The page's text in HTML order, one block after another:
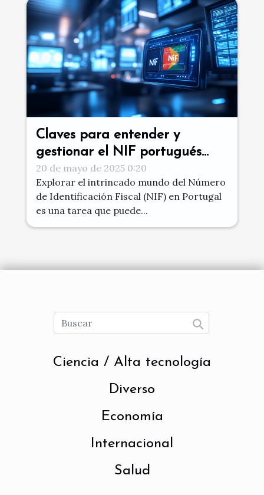
Claves para entender y
gestionar el NIF portugués
eficazmente en 2025
20 de mayo de 2025 0:20
Explorar el intrincado mundo del Número
de Identificación Fiscal (NIF) en Portugal
es una tarea que puede...
Ciencia / Alta tecnología
Diverso
Economía
Internacional
Salud